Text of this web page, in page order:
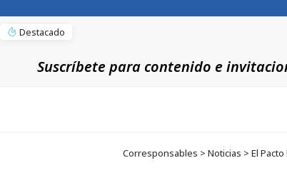
Destacado
Suscríbete para contenido e
Corresponsables > Noticias > El